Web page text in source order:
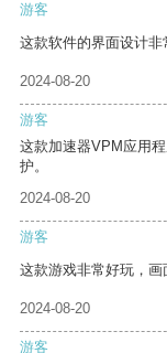
游客
这款软件的界面设计非
2024-08-20
游客
这款加速器VPM应用
护。
2024-08-20
游客
这款游戏非常好玩，画
2024-08-20
游客